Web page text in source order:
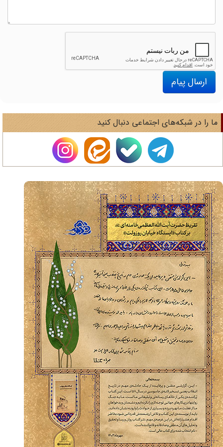
ارسال پیام
را در شبکه‌های اجتماعی دنبال کنید